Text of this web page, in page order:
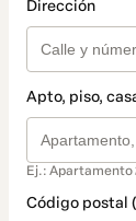
Dirección
Apto, piso,
Ej.: Apartamento
Código postal